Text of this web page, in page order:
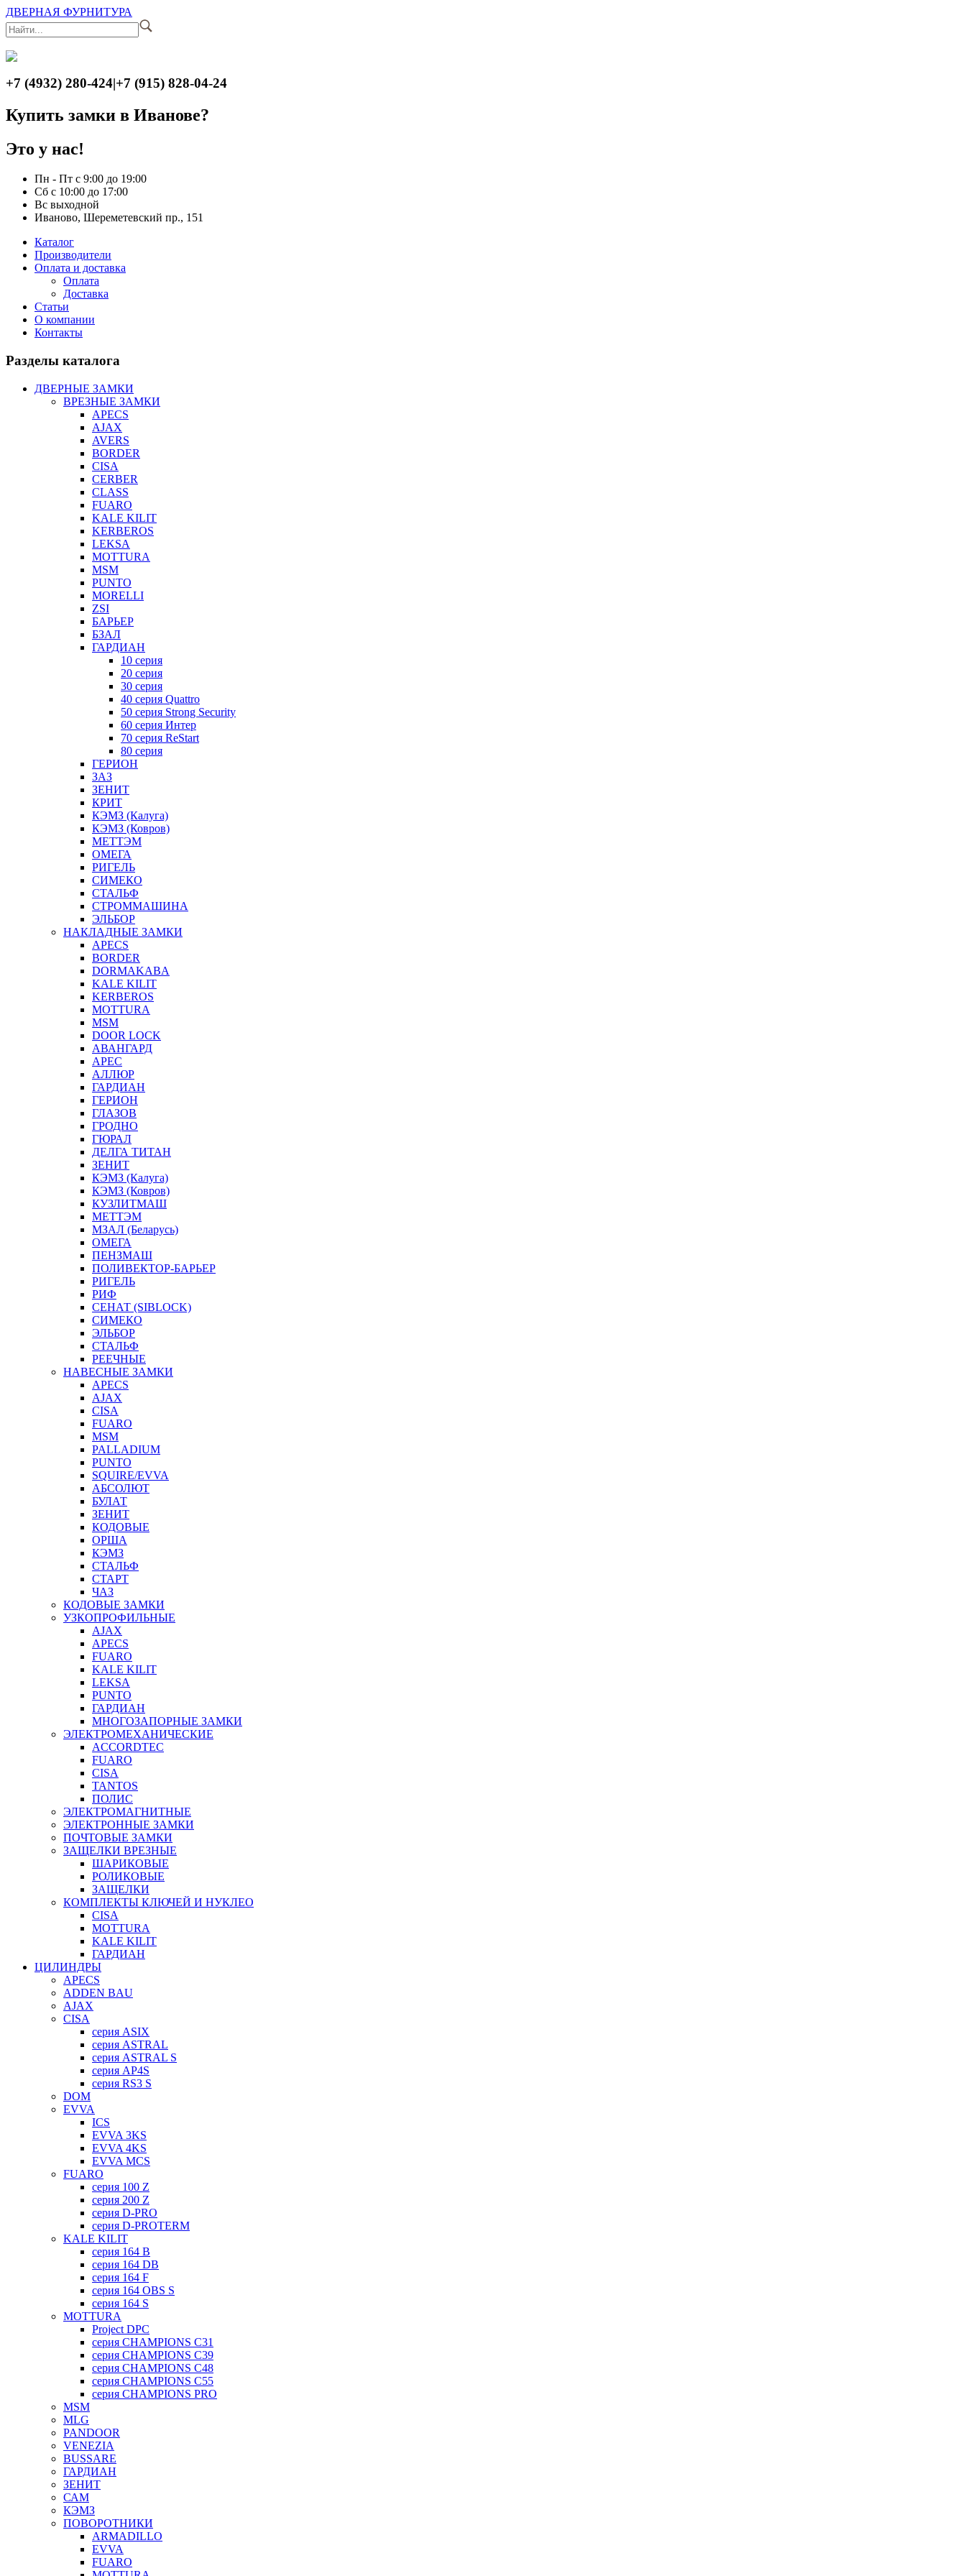
ДВЕРНАЯ ФУРНИТУРА
+7 (4932) 280-424|+7 (915) 828-04-24
Купить замки в Иванове?
Это у нас!
Пн - Пт с 9:00 до 19:00
Сб с 10:00 до 17:00
Вс выходной
Иваново, Шереметевский пр., 151
Каталог
Производители
Оплата и доставка
Оплата
Доставка
Статьи
О компании
Контакты
Разделы каталога
ДВЕРНЫЕ ЗАМКИ
ВРЕЗНЫЕ ЗАМКИ
APECS
AJAX
AVERS
BORDER
CISA
CERBER
CLASS
FUARO
KALE KILIT
KERBEROS
LEKSA
MOTTURA
MSM
PUNTO
MORELLI
ZSI
БАРЬЕР
БЗАЛ
ГАРДИАН
10 серия
20 серия
30 серия
40 серия Quattro
50 серия Strong Security
60 серия Интер
70 серия ReStart
80 серия
ГЕРИОН
ЗАЗ
ЗЕНИТ
КРИТ
КЭМЗ (Калуга)
КЭМЗ (Ковров)
МЕТТЭМ
ОМЕГА
РИГЕЛЬ
СИМЕКО
СТАЛЬФ
СТРОММАШИНА
ЭЛЬБОР
НАКЛАДНЫЕ ЗАМКИ
APECS
BORDER
DORMAKABA
KALE KILIT
KERBEROS
MOTTURA
MSM
DOOR LOCK
АВАНГАРД
АРЕС
АЛЛЮР
ГАРДИАН
ГЕРИОН
ГЛАЗОВ
ГРОДНО
ГЮРАЛ
ДЕЛГА ТИТАН
ЗЕНИТ
КЭМЗ (Калуга)
КЭМЗ (Ковров)
КУЗЛИТМАШ
МЕТТЭМ
МЗАЛ (Беларусь)
ОМЕГА
ПЕНЗМАШ
ПОЛИВЕКТОР-БАРЬЕР
РИГЕЛЬ
РИФ
СЕНАТ (SIBLOCK)
СИМЕКО
ЭЛЬБОР
СТАЛЬФ
РЕЕЧНЫЕ
НАВЕСНЫЕ ЗАМКИ
APECS
AJAX
CISA
FUARO
MSM
PALLADIUM
PUNTO
SQUIRE/EVVA
АБСОЛЮТ
БУЛАТ
ЗЕНИТ
КОДОВЫЕ
ОРША
КЭМЗ
СТАЛЬФ
СТАРТ
ЧАЗ
КОДОВЫЕ ЗАМКИ
УЗКОПРОФИЛЬНЫЕ
AJAX
APECS
FUARO
KALE KILIT
LEKSA
PUNTO
ГАРДИАН
МНОГОЗАПОРНЫЕ ЗАМКИ
ЭЛЕКТРОМЕХАНИЧЕСКИЕ
ACCORDTEC
FUARO
CISA
TANTOS
ПОЛИС
ЭЛЕКТРОМАГНИТНЫЕ
ЭЛЕКТРОННЫЕ ЗАМКИ
ПОЧТОВЫЕ ЗАМКИ
ЗАЩЕЛКИ ВРЕЗНЫЕ
ШАРИКОВЫЕ
РОЛИКОВЫЕ
ЗАЩЕЛКИ
КОМПЛЕКТЫ КЛЮЧЕЙ И НУКЛЕО
CISA
MOTTURA
KALE KILIT
ГАРДИАН
ЦИЛИНДРЫ
APECS
ADDEN BAU
AJAX
CISA
серия ASIX
серия ASTRAL
серия ASTRAL S
серия AP4S
серия RS3 S
DOM
EVVA
ICS
EVVA 3KS
EVVA 4KS
EVVA MCS
FUARO
серия 100 Z
серия 200 Z
серия D-PRO
серия D-PROTERM
KALE KILIT
серия 164 B
серия 164 DB
серия 164 F
серия 164 OBS S
серия 164 S
MOTTURA
Project DPC
серия CHAMPIONS C31
серия CHAMPIONS C39
серия CHAMPIONS C48
серия CHAMPIONS C55
серия CHAMPIONS PRO
MSM
MLG
PANDOOR
VENEZIA
BUSSARE
ГАРДИАН
ЗЕНИТ
САМ
КЭМЗ
ПОВОРОТНИКИ
ARMADILLO
EVVA
FUARO